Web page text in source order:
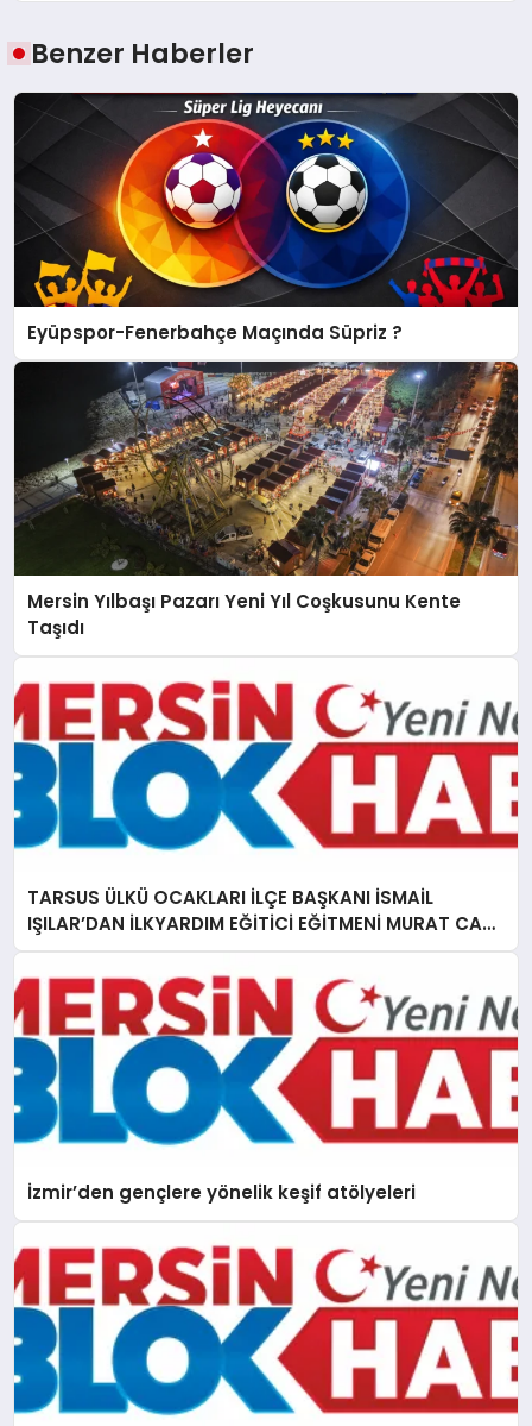
Benzer Haberler
Eyüpspor-Fenerbahçe Maçında Süpriz ?
Mersin Yılbaşı Pazarı Yeni Yıl Coşkusunu Kente
Taşıdı
TARSUS ÜLKÜ OCAKLARI İLÇE BAŞKANI İSMAİL
IŞILAR’DAN İLKYARDIM EĞİTİCİ EĞİTMENİ MURAT CAN
FİDAN’A ZİYARET
İzmir’den gençlere yönelik keşif atölyeleri